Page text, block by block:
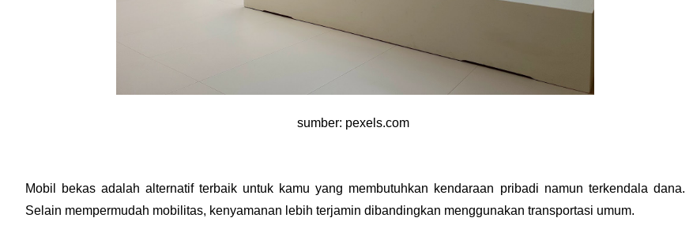
sumber: pexels.com
Mobil bekas adalah alternatif terbaik untuk kamu yang membutuhkan kendaraan pribadi namun terkendala dana.
Selain mempermudah mobilitas, kenyamanan lebih terjamin dibandingkan menggunakan transportasi umum.